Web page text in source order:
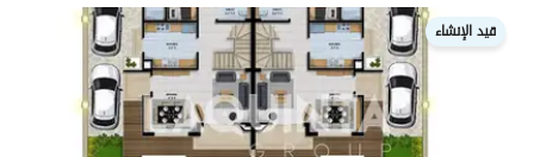
قيد الإنشاء